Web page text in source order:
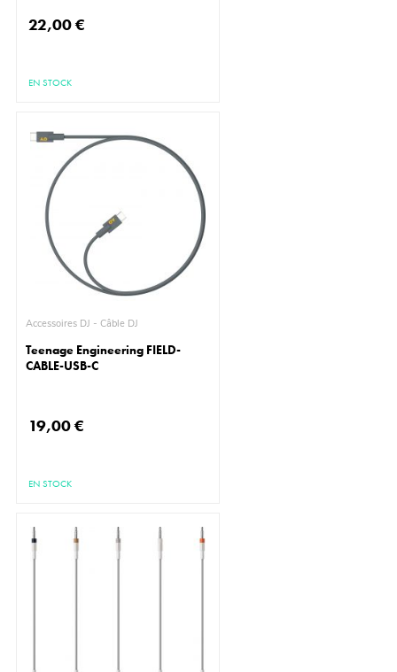
22,00 €
EN STOCK
Accessoires DJ - Câble DJ
Teenage Engineering FIELD-
CABLE-USB-C
19,00 €
EN STOCK